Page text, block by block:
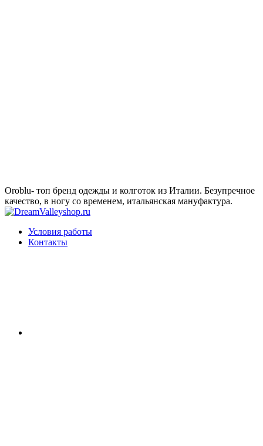
Oroblu- топ бренд одежды и колготок из Италии. Безупречное
качество, в ногу со временем, итальянская мануфактура.
Условия работы
Контакты